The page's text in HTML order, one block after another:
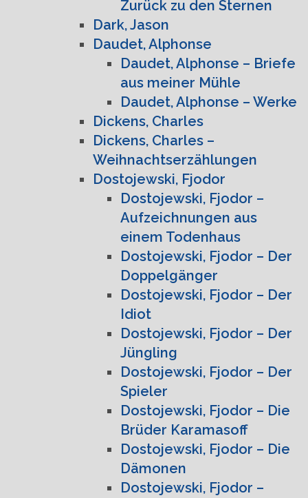
Zurück zu den Sternen
Dark, Jason
Daudet, Alphonse
Daudet, Alphonse – Briefe
aus meiner Mühle
Daudet, Alphonse – Werke
Dickens, Charles
Dickens, Charles –
Weihnachtserzählungen
Dostojewski, Fjodor
Dostojewski, Fjodor –
Aufzeichnungen aus
einem Todenhaus
Dostojewski, Fjodor – Der
Doppelgänger
Dostojewski, Fjodor – Der
Idiot
Dostojewski, Fjodor – Der
Jüngling
Dostojewski, Fjodor – Der
Spieler
Dostojewski, Fjodor – Die
Brüder Karamasoff
Dostojewski, Fjodor – Die
Dämonen
Dostojewski, Fjodor –